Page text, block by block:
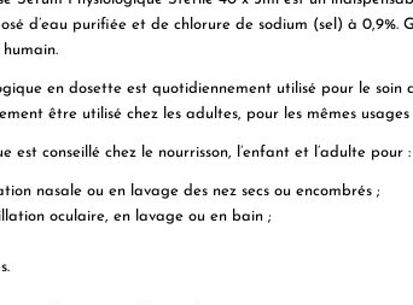
d’eau purifiée et de chlorure de sodium (sel) à 0,9%.
en dosette est quotidiennement utilisé pour le soin
être utilisé chez les adultes, pour les mêmes
est conseillé chez le nourrisson, l’enfant et l’adulte pour :
nasale ou en lavage des nez secs ou encombrés ;
oculaire, en lavage ou en bain ;